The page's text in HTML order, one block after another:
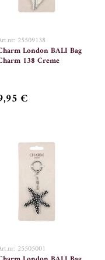
25509138
London BALI Bag
138 Creme
€
25505001